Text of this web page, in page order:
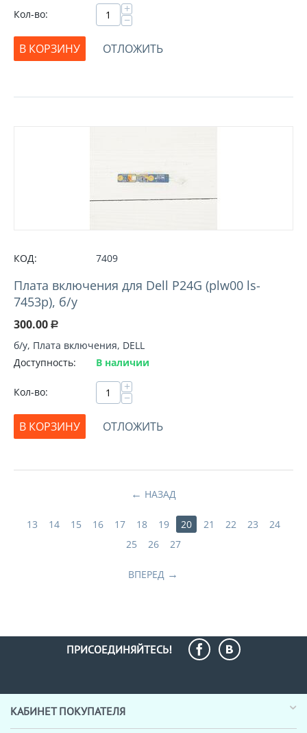
Кол-во: +
−
В КОРЗИНУ
ОТЛОЖИТЬ
КОД: 7409
Плата включения для Dell P24G (plw00 ls-
7453p), б/у
300.00 Р
б/у, Плата включения, DELL
Доступность:
В наличии
Кол-во: +
−
В КОРЗИНУ
ОТЛОЖИТЬ
НАЗАД
13 14 15 16 17 18 19 20 21 22 23
24
25
26 27
ВПЕРЕД
ПРИСОЕДИНЯЙТЕСЬ!
КАБИНЕТ ПОКУПАТЕЛЯ